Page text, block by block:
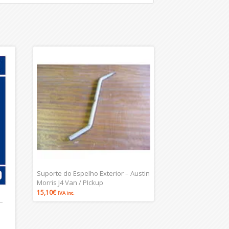
Suporte do Espelho Exterior – Austin
Morris J4 Van / PIckup
15,10€ IVA inc.